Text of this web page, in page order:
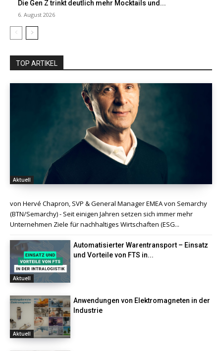
Die Gen Z trinkt deutlich mehr Mocktails und...
6. August 2026
TOP ARTIKEL
Aktuell
von Hervé Chapron, SVP & General Manager EMEA von Semarchy
(BTN/Semarchy) - Seit einigen Jahren setzen sich immer mehr
Unternehmen Ziele für nachhaltiges Wirtschaften (ESG...
Aktuell
Automatisierter Warentransport – Einsatz
und Vorteile von FTS in...
Aktuell
Anwendungen von Elektromagneten in der
Industrie